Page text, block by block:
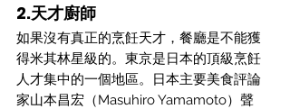
2.天才廚師
如果沒有真正的烹飪天才，餐廳是不能獲
得米其林星級的。東京是日本的頂級烹飪
人才集中的一個地區。日本主要美食評論
家山本昌宏（Masuhiro Yamamoto）聲